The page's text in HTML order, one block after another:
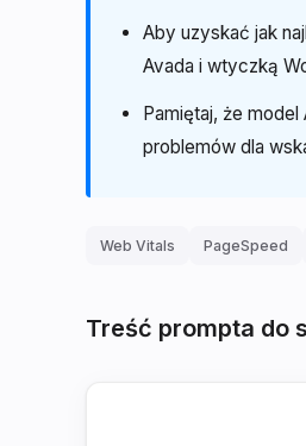
Aby uzyskać jak
Avada i wtyczką
Pamiętaj, że
problemów dla
Web Vitals PageSpeed
Treść prompta do